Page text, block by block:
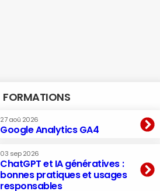
FORMATIONS
27 aoû 2026
Google Analytics GA4
03 sep 2026
ChatGPT et IA génératives :
bonnes pratiques et usages
responsables